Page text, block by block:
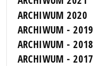
ARCHIWUM 2020
ARCHIWUM - 2019
ARCHIWUM - 2018
ARCHIWUM - 2017